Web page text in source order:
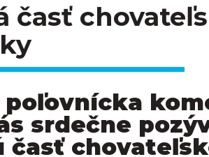
časť
poľovnícka
srdečne
časť